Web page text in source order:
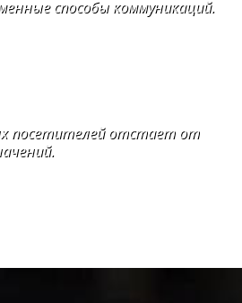
способы коммуникаций.
посетителей отстает от